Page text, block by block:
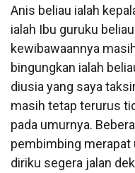
Anis beliau ialah
ialah Ibu guruku
kewibawaannya
bingungkan ialah
diusia yang saya
masih tetap terurus
pada umurnya.
pembimbing
diriku segera jalan